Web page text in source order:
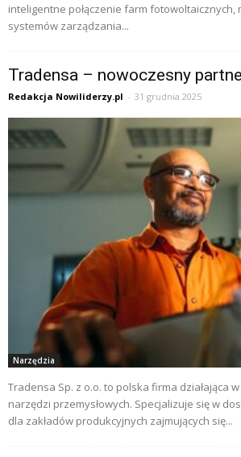
inteligentne połączenie farm fotowoltaicznych,
systemów zarządzania...
Tradensa – nowoczesny
Redakcja Nowiliderzy.pl - 31 grudnia 2025
Narzędzia
Tradensa Sp. z o.o. to polska firma działająca
narzędzi przemysłowych. Specjalizuje się w
dla zakładów produkcyjnych zajmujących się...